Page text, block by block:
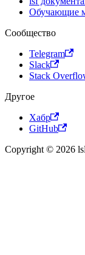
Обучающие
Сообщество
Telegram
Slack
Stack
Другое
Хабр
GitHub
Copyright © 2026